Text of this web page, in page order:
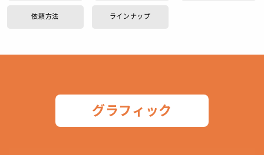
依頼方法 ラインナップ
グラフィック